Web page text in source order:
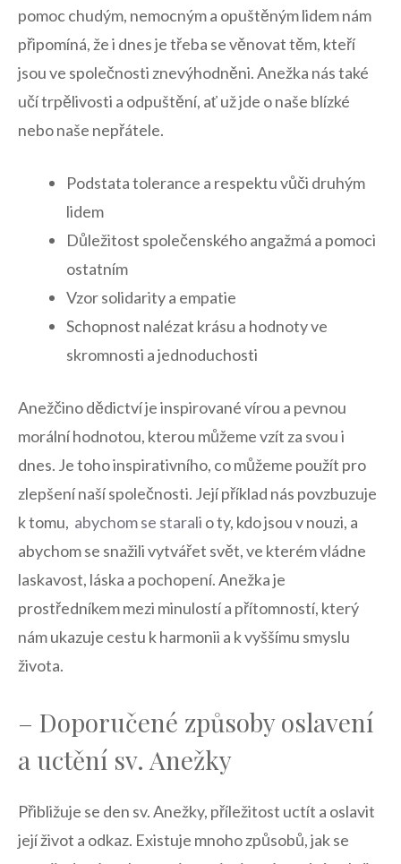
pomoc chudým, nemocným a opuštěným​ lidem nám ​
připomíná, že​ i dnes ⁤je třeba se věnovat ‌těm, ‌kteří
jsou ‍ve společnosti znevýhodněni. Anežka ⁢nás také
učí trpělivosti ⁣a odpuštění,‍ ať už ⁤jde o naše blízké
nebo ​naše nepřátele.
Podstata tolerance a ‍respektu vůči druhým⁢
lidem
Důležitost společenského​ angažmá a ⁣pomoci ​
ostatním
Vzor solidarity a empatie
Schopnost nalézat ‌krásu‍ a hodnoty ve
skromnosti a jednoduchosti
Anežčino⁤ dědictví je‌ inspirované vírou‍ a pevnou
morální hodnotou, kterou můžeme vzít ‌za‍ svou i
dnes. Je toho‍ inspirativního, co můžeme⁣ použít‍ pro
zlepšení​ naší společnosti. Její příklad⁤ nás povzbuzuje ​
k tomu, ⁢ abychom se starali o ty, kdo jsou ⁢v nouzi, a
abychom​ se snažili ​vytvářet‍ svět, ve kterém vládne
laskavost, láska⁤ a pochopení. ⁢Anežka je
prostředníkem mezi minulostí a přítomností, který
nám ukazuje cestu‌ k harmonii a k vyššímu ⁣smyslu
života.
– Doporučené způsoby‍ oslavení⁣
a uctění sv.⁢ Anežky
Přibližuje ⁢se den sv. Anežky, příležitost⁤ uctít a oslavit
její ‌život ​a odkaz. Existuje mnoho ​způsobů, jak se